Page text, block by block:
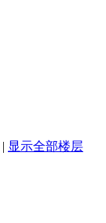
| 显示全部楼层